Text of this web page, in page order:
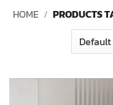
HOME / PRODUCTS